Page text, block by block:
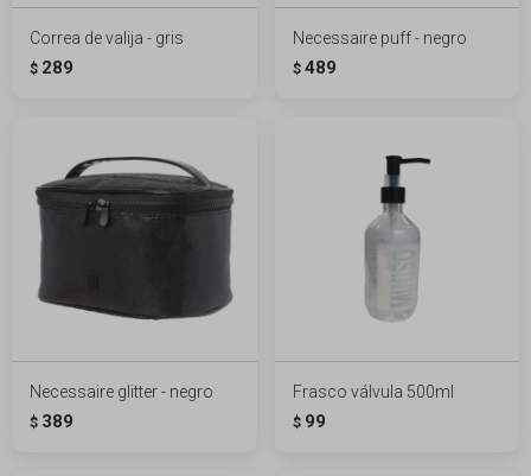
Correa de valija - gris
$ 289
Necessaire puff - negro
$ 489
Necessaire glitter - negro
$ 389
Frasco válvula 500ml
$ 99